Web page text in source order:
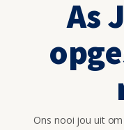
As
Ons nooi jou uit